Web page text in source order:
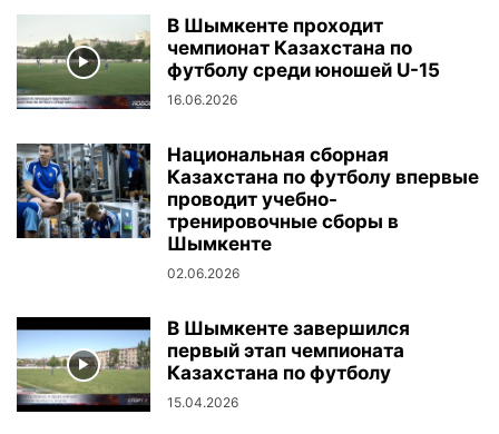
В Шымкенте проходит
чемпионат Казахстана по
футболу среди юношей U-15
16.06.2026
Национальная сборная
Казахстана по футболу впервые
проводит учебно-
тренировочные сборы в
Шымкенте
02.06.2026
В Шымкенте завершился
первый этап чемпионата
Казахстана по футболу
15.04.2026